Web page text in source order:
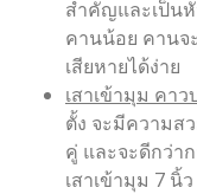
สำคัญและเป็น
คานน้อย คานจ
เสียหายได้ง่าย
เสาเข้ามุม คาว
ตั้ง จะมีความส
คู่ และจะดีกว่า
เสาเข้ามุม 7